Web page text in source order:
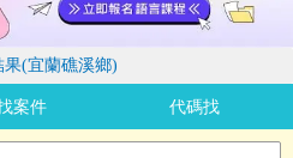
果(宜蘭礁溪鄉)
案件 代碼找